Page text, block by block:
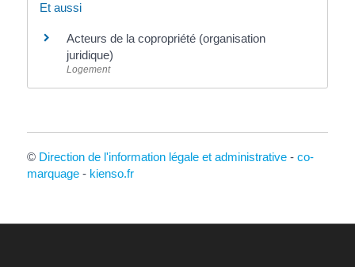
Et aussi
Acteurs de la copropriété (organisation
juridique)
Logement
© Direction de l'information légale et administrative- co-
marquage- kienso.fr